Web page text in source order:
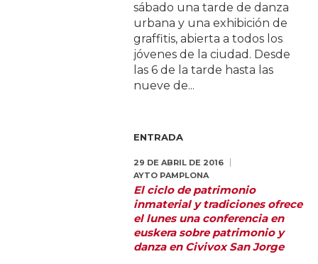
sábado una tarde de danza
urbana y una exhibición de
graffitis, abierta a todos los
jóvenes de la ciudad. Desde
las 6 de la tarde hasta las
nueve de...
ENTRADA
29 DE ABRIL DE 2016
AYTO PAMPLONA
El ciclo de patrimonio
inmaterial y tradiciones ofrece
el lunes una conferencia en
euskera sobre patrimonio y
danza en Civivox San Jorge